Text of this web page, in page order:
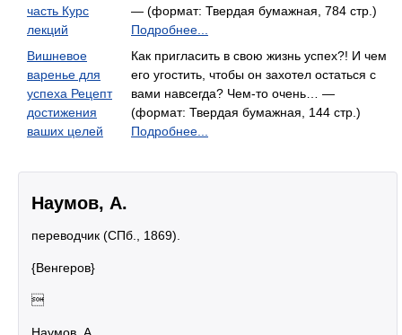
часть Курс
лекций
— (формат: Твердая бумажная, 784 стр.)
Подробнее...
Вишневое
варенье для
успеха Рецепт
достижения
ваших целей
Как пригласить в свою жизнь успех?! И чем
его угостить, чтобы он захотел остаться с
вами навсегда? Чем-то очень… —
(формат: Твердая бумажная, 144 стр.)
Подробнее...
Наумов, А.
переводчик (СПб., 1869).
{Венгеров}
